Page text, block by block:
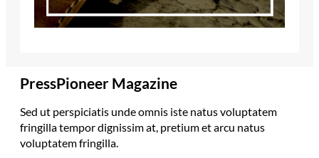
PressPioneer Magazine
Sed ut perspiciatis unde omnis iste natus voluptatem
fringilla tempor dignissim at, pretium et arcu natus
voluptatem fringilla.